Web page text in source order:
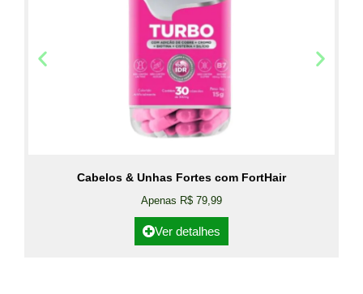
Cabelos & Unhas Fortes com FortHair
Apenas R$ 79,99
Ver detalhes